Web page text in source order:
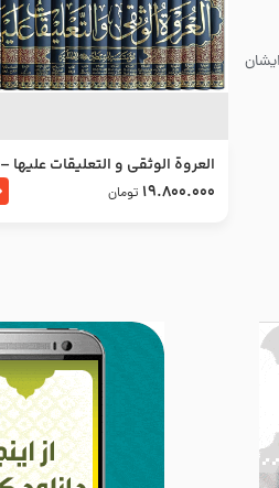
العروة الوثقى و التعليقات عليها –
طرح جدید
19.800.000 تومان